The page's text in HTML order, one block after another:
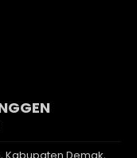
Kabupaten Demak,